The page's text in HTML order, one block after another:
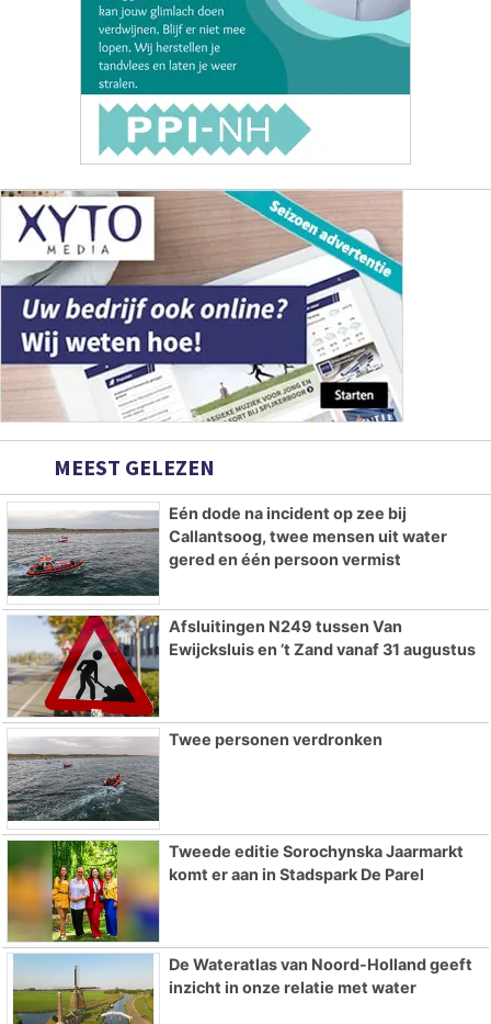
MEEST GELEZEN
Eén dode na incident op zee bij
Callantsoog, twee mensen uit water
gered en één persoon vermist
Afsluitingen N249 tussen Van
Ewijcksluis en ’t Zand vanaf 31 augustus
Twee personen verdronken
Tweede editie Sorochynska Jaarmarkt
komt er aan in Stadspark De Parel
De Wateratlas van Noord-Holland geeft
inzicht in onze relatie met water